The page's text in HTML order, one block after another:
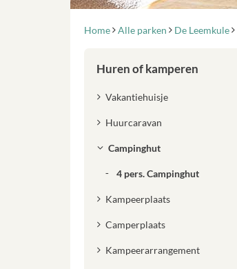
Home Alle parken De Leemkule
Huren of kamperen
Vakantiehuisje
Huurcaravan
Campinghut
4 pers. Campinghut
Kampeerplaats
Camperplaats
Kampeerarrangement